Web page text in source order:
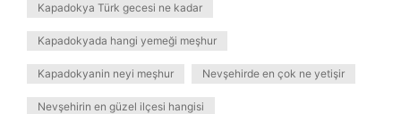
Kapadokya Türk gecesi ne kadar
Kapadokyada hangi yemeği meşhur
Kapadokyanin neyi meşhur Nevşehirde en çok ne yetişir
Nevşehirin en güzel ilçesi hangisi